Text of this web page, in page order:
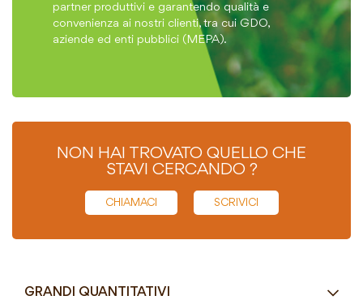
partner produttivi e garantendo qualità e
convenienza ai nostri clienti, tra cui GDO,
aziende ed enti pubblici (MEPA).
NON HAI TROVATO QUELLO CHE
STAVI CERCANDO ?
CHIAMACI SCRIVICI
GRANDI QUANTITATIVI